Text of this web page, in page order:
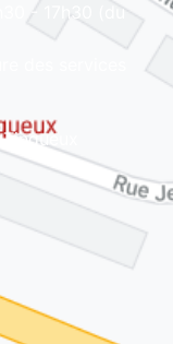
- 17h30 (du
des services